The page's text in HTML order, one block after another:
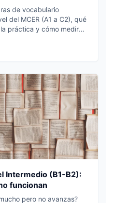
de vocabulario
del MCER (A1 a C2), qué
práctica y cómo medir
Intermedio (B1-B2):
funcionan
pero no avanzas?